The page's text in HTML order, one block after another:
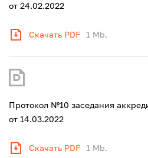
от 24.02.2022
Скачать PDF 1 Mb.
Протокол №10 заседания
от 14.03.2022
Скачать PDF 1 Mb.